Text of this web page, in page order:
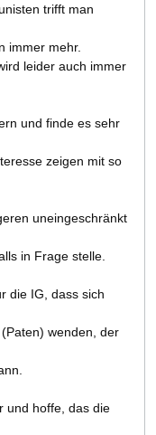
trifft man
immer mehr.
leider auch immer
und finde es sehr
zeigen mit so
uneingeschränkt
in Frage stelle.
die IG, dass sich
wenden, der
und hoffe, das die